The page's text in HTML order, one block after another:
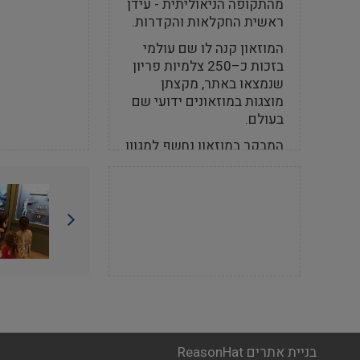
מהתקופה הניאוליתית - עידן
ראשית החקלאות והקדרות.
המוזאון קנה לו שם עולמי
בזכות כ–250 צלמיות פריון
שנמצאו באתר, מקצתן
מוצגות במוזאונים ידועי שם
בעולם.
המבקר במוזאון נחשף למגוון
ממנה זורם מצפון לדרום נהרבניית אתרים ReasonHat